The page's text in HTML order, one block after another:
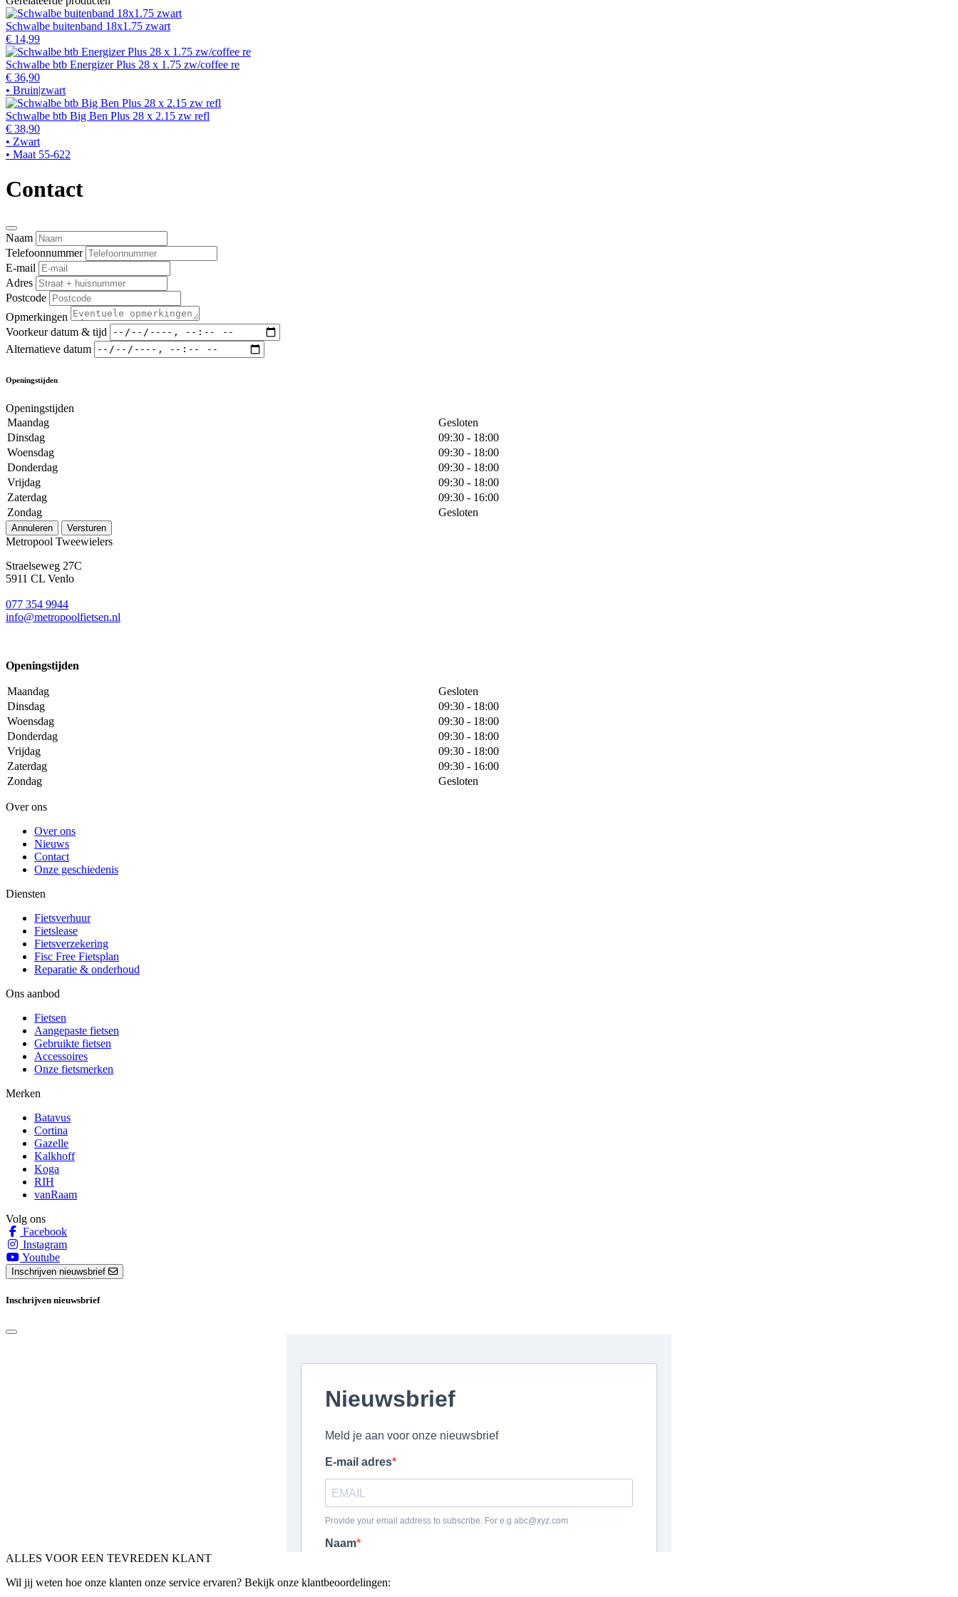
Schwalbe buitenband 18x1.75 zwart
€ 14,99
Schwalbe btb Energizer Plus 28 x 1.75 zw/coffee re
€ 36,90
• Bruin|zwart
Schwalbe btb Big Ben Plus 28 x 2.15 zw refl
€ 38,90
• Zwart
• Maat 55-622
Contact
Naam
Telefoonnummer
E-mail
Adres
Postcode
Opmerkingen
Voorkeur datum & tijd
Alternatieve datum
Openingstijden
Openingstijden
Maandag
Gesloten
Dinsdag
09:30 - 18:00
Woensdag
09:30 - 18:00
Donderdag
09:30 - 18:00
Vrijdag
09:30 - 18:00
Zaterdag
09:30 - 16:00
Zondag
Gesloten
Annuleren Versturen
Metropool Tweewielers
Straelseweg 27C
5911 CL Venlo
077 354 9944
info@metropoolfietsen.nl
Openingstijden
Maandag
Gesloten
Dinsdag
09:30 - 18:00
Woensdag
09:30 - 18:00
Donderdag
09:30 - 18:00
Vrijdag
09:30 - 18:00
Zaterdag
09:30 - 16:00
Zondag
Gesloten
Over ons
Over ons
Nieuws
Contact
Onze geschiedenis
Diensten
Fietsverhuur
Fietslease
Fietsverzekering
Fisc Free Fietsplan
Reparatie & onderhoud
Ons aanbod
Fietsen
Aangepaste fietsen
Gebruikte fietsen
Accessoires
Onze fietsmerken
Merken
Batavus
Cortina
Gazelle
Kalkhoff
Koga
RIH
vanRaam
Volg ons
Facebook
Instagram
Youtube
Inschrijven nieuwsbrief
Inschrijven nieuwsbrief
ALLES VOOR EEN TEVREDEN KLANT
Wil jij weten hoe onze klanten onze service ervaren? Bekijk onze klantbeoordelingen: